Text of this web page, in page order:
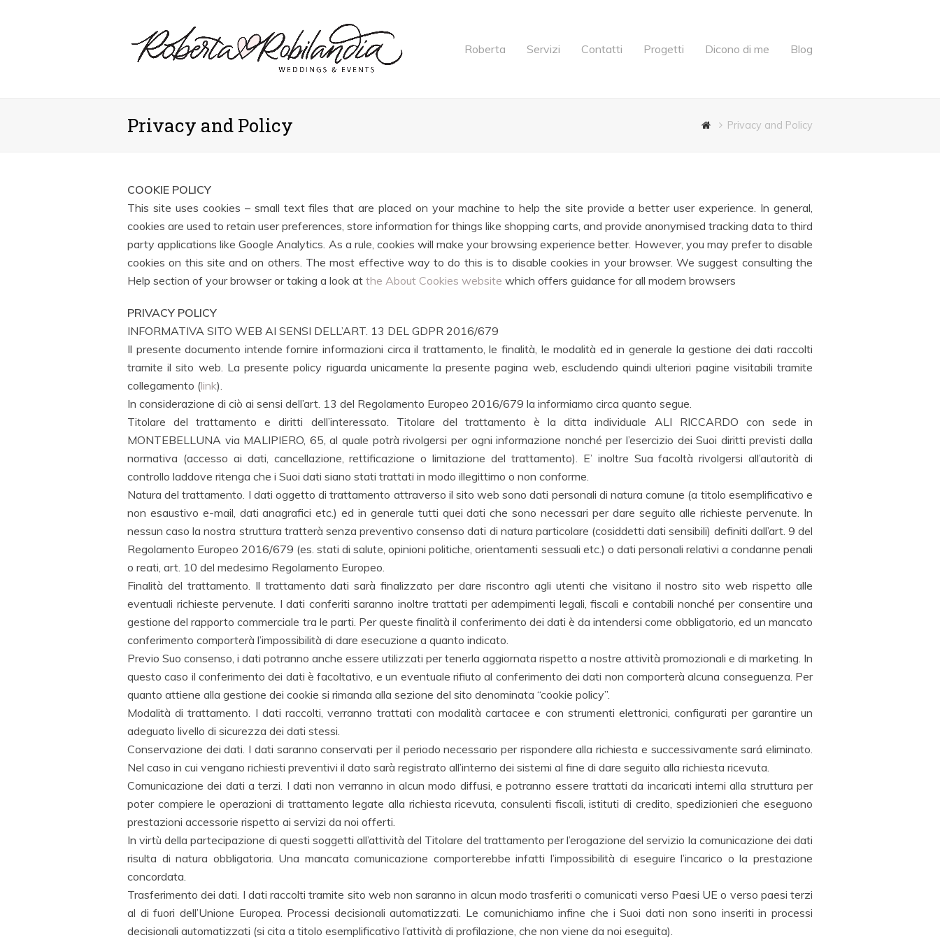
Roberta Servizi Contatti Progetti Dicono di me Blog
Privacy and Policy Privacy and Policy
COOKIE POLICY
This site uses cookies – small text files that are placed on your machine to help the site provide a better user experience. In general,
cookies are used to retain user preferences, store information for things like shopping carts, and provide anonymised tracking data to third
party applications like Google Analytics. As a rule, cookies will make your browsing experience better. However, you may prefer to disable
cookies on this site and on others. The most effective way to do this is to disable cookies in your browser. We suggest consulting the
Help section of your browser or taking a look at the About Cookies website which offers guidance for all modern browsers
PRIVACY POLICY
INFORMATIVA SITO WEB AI SENSI DELL’ART. 13 DEL GDPR 2016/679
Il presente documento intende fornire informazioni circa il trattamento, le finalità, le modalità ed in generale la gestione dei dati raccolti
tramite il sito web. La presente policy riguarda unicamente la presente pagina web, escludendo quindi ulteriori pagine visitabili tramite
collegamento (link).
In considerazione di ciò ai sensi dell’art. 13 del Regolamento Europeo 2016/679 la informiamo circa quanto segue.
Titolare del trattamento e diritti dell’interessato. Titolare del trattamento è la ditta individuale ALI RICCARDO con sede in
MONTEBELLUNA via MALIPIERO, 65, al quale potrà rivolgersi per ogni informazione nonché per l’esercizio dei Suoi diritti previsti dalla
normativa (accesso ai dati, cancellazione, rettificazione o limitazione del trattamento). E’ inoltre Sua facoltà rivolgersi all’autorità di
controllo laddove ritenga che i Suoi dati siano stati trattati in modo illegittimo o non conforme.
Natura del trattamento. I dati oggetto di trattamento attraverso il sito web sono dati personali di natura comune (a titolo esemplificativo e
non esaustivo e-mail, dati anagrafici etc.) ed in generale tutti quei dati che sono necessari per dare seguito alle richieste pervenute. In
nessun caso la nostra struttura tratterà senza preventivo consenso dati di natura particolare (cosiddetti dati sensibili) definiti dall’art. 9 del
Regolamento Europeo 2016/679 (es. stati di salute, opinioni politiche, orientamenti sessuali etc.) o dati personali relativi a condanne penali
o reati, art. 10 del medesimo Regolamento Europeo.
Finalità del trattamento. Il trattamento dati sarà finalizzato per dare riscontro agli utenti che visitano il nostro sito web rispetto alle
eventuali richieste pervenute. I dati conferiti saranno inoltre trattati per adempimenti legali, fiscali e contabili nonché per consentire una
gestione del rapporto commerciale tra le parti. Per queste finalità il conferimento dei dati è da intendersi come obbligatorio, ed un mancato
conferimento comporterà l’impossibilità di dare esecuzione a quanto indicato.
Previo Suo consenso, i dati potranno anche essere utilizzati per tenerla aggiornata rispetto a nostre attività promozionali e di marketing. In
questo caso il conferimento dei dati è facoltativo, e un eventuale rifiuto al conferimento dei dati non comporterà alcuna conseguenza. Per
quanto attiene alla gestione dei cookie si rimanda alla sezione del sito denominata “cookie policy”.
Modalità di trattamento. I dati raccolti, verranno trattati con modalità cartacee e con strumenti elettronici, configurati per garantire un
adeguato livello di sicurezza dei dati stessi.
Conservazione dei dati. I dati saranno conservati per il periodo necessario per rispondere alla richiesta e successivamente sará eliminato.
Nel caso in cui vengano richiesti preventivi il dato sarà registrato all’interno dei sistemi al fine di dare seguito alla richiesta ricevuta.
Comunicazione dei dati a terzi. I dati non verranno in alcun modo diffusi, e potranno essere trattati da incaricati interni alla struttura per
poter compiere le operazioni di trattamento legate alla richiesta ricevuta, consulenti fiscali, istituti di credito, spedizionieri che eseguono
prestazioni accessorie rispetto ai servizi da noi offerti.
In virtù della partecipazione di questi soggetti all’attività del Titolare del trattamento per l’erogazione del servizio la comunicazione dei dati
risulta di natura obbligatoria. Una mancata comunicazione comporterebbe infatti l’impossibilità di eseguire l’incarico o la prestazione
concordata.
Trasferimento dei dati. I dati raccolti tramite sito web non saranno in alcun modo trasferiti o comunicati verso Paesi UE o verso paesi terzi
al di fuori dell’Unione Europea. Processi decisionali automatizzati. Le comunichiamo infine che i Suoi dati non sono inseriti in processi
decisionali automatizzati (si cita a titolo esemplificativo l’attività di profilazione, che non viene da noi eseguita).